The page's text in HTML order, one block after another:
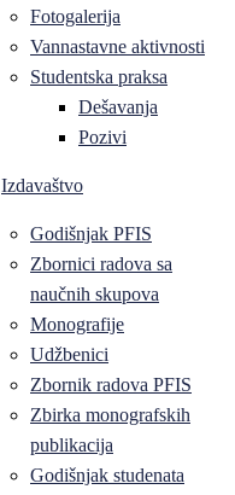
Fotogalerija
Vannastavne aktivnosti
Studentska praksa
Dešavanja
Pozivi
Izdavaštvo
Godišnjak PFIS
Zbornici radova sa
naučnih skupova
Monografije
Udžbenici
Zbornik radova PFIS
Zbirka monografskih
publikacija
Godišnjak studenata